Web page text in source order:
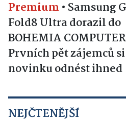
Premium • Samsung
Fold8 Ultra dorazil do
BOHEMIA
Prvních pět zájemců
novinku odnést ihned
NEJČTENĚJŠÍ